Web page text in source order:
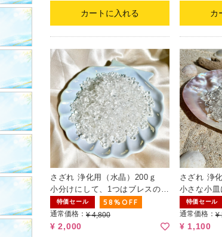
カートに入れる カ
さざれ 浄化用（水晶）200ｇ
小分けにして、1つはブレスの浄
化用、もう1つは部屋の浄化用と
使い分けるのにも適した量で
す。
特価セール 58%OFF
通常価格： ¥ 4,800
¥ 2,000
さざれ 浄
小さな小
ブレスレ
ど良い量で
てもお使い
特価セール
通常価格：¥
¥ 1,100